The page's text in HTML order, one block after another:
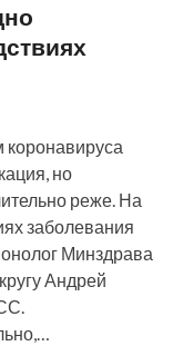
но
реже. На
заболевания
Минздрава
Андрей